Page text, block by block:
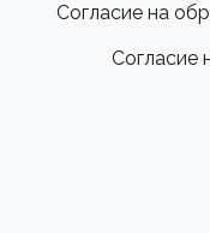
Согласие на
Согласие